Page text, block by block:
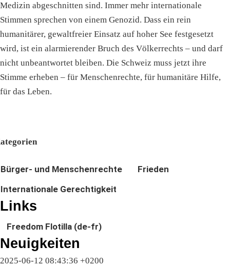
Medizin abgeschnitten sind. Immer mehr internationale
Stimmen sprechen von einem Genozid. Dass ein rein
humanitärer, gewaltfreier Einsatz auf hoher See festgesetzt
wird, ist ein alarmierender Bruch des Völkerrechts – und darf
nicht unbeantwortet bleiben. Die Schweiz muss jetzt ihre
Stimme erheben – für Menschenrechte, für humanitäre Hilfe,
für das Leben.
Bürger- und Menschenrechte
Frieden
Internationale Gerechtigkeit
Links
Freedom Flotilla (de-fr)
Neuigkeiten
2025-06-12 08:43:36 +0200